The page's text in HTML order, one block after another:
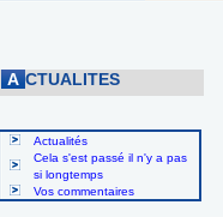
A CTUALITES
Actualités
Cela s'est passé il n'y a pas
si longtemps
Vos commentaires